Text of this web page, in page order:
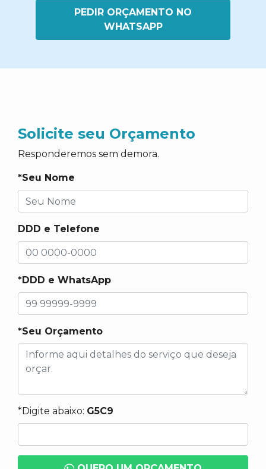
PEDIR ORÇAMENTO NO
WHATSAPP
Solicite seu Orçamento
Responderemos sem demora.
*Seu Nome
DDD e Telefone
*DDD e WhatsApp
*Seu Orçamento
*Digite abaixo: G5C9